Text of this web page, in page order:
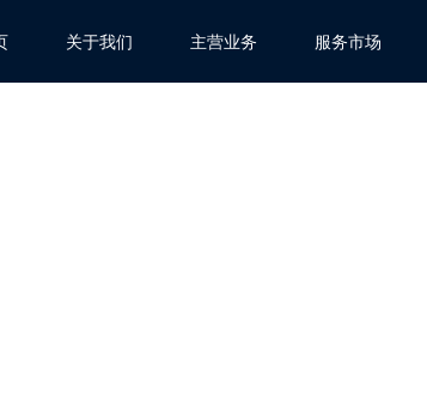
关于我们 主营业务 服务市场